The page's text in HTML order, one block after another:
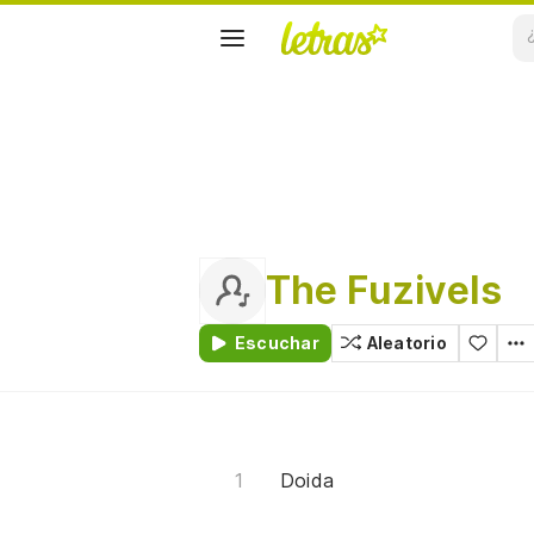
The Fuzivels
Escuchar Aleatorio
Doida